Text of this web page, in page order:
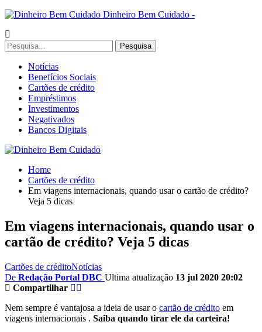
Dinheiro Bem Cuidado -
Notícias
Benefícios Sociais
Cartões de crédito
Empréstimos
Investimentos
Negativados
Bancos Digitais
Home
Cartões de crédito
Em viagens internacionais, quando usar o cartão de crédito?
Veja 5 dicas
Em viagens internacionais, quando usar o
cartão de crédito? Veja 5 dicas
Cartões de créditoNotícias
De Redação Portal DBC Ultima atualização 13 jul 2020 20:02
Compartilhar
Nem sempre é vantajosa a ideia de usar o cartão de crédito em
viagens internacionais . Saiba quando tirar ele da carteira!